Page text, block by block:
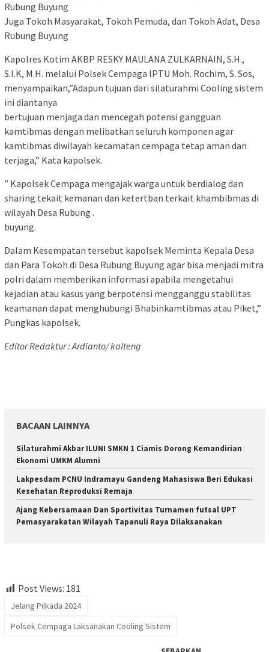
Rubung Buyung
Juga Tokoh Masyarakat, Tokoh Pemuda, dan Tokoh Adat, Desa
Rubung Buyung
Kapolres Kotim AKBP RESKY MAULANA ZULKARNAIN, S.H.,
S.I.K, M.H. melalui Polsek Cempaga IPTU Moh. Rochim, S. Sos,
menyampaikan,”Adapun tujuan dari silaturahmi Cooling sistem
ini diantanya
bertujuan menjaga dan mencegah potensi gangguan
kamtibmas dengan melibatkan seluruh komponen agar
kamtibmas diwilayah kecamatan cempaga tetap aman dan
terjaga,” Kata kapolsek.
” Kapolsek Cempaga mengajak warga untuk berdialog dan
sharing tekait kemanan dan ketertban terkait khambibmas di
wilayah Desa Rubung .
buyung.
Dalam Kesempatan tersebut kapolsek Meminta Kepala Desa
dan Para Tokoh di Desa Rubung Buyung agar bisa menjadi mitra
polri dalam memberikan informasi apabila mengetahui
kejadian atau kasus yang berpotensi mengganggu stabilitas
keamanan dapat menghubungi Bhabinkamtibmas atau Piket,”
Pungkas kapolsek.
Editor Redaktur : Ardianto/ kalteng
BACAAN LAINNYA
Silaturahmi Akbar ILUNI SMKN 1 Ciamis Dorong Kemandirian
Ekonomi UMKM Alumni
Lakpesdam PCNU Indramayu Gandeng Mahasiswa Beri Edukasi
Kesehatan Reproduksi Remaja
Ajang Kebersamaan Dan Sportivitas Turnamen futsal UPT
Pemasyarakatan Wilayah Tapanuli Raya Dilaksanakan
Post Views: 181
Jelang Pilkada 2024
Polsek Cempaga Laksanakan Cooling Sistem